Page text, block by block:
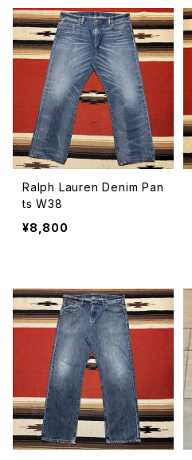
Ralph Lauren Denim Pan
ts W38
¥8,800